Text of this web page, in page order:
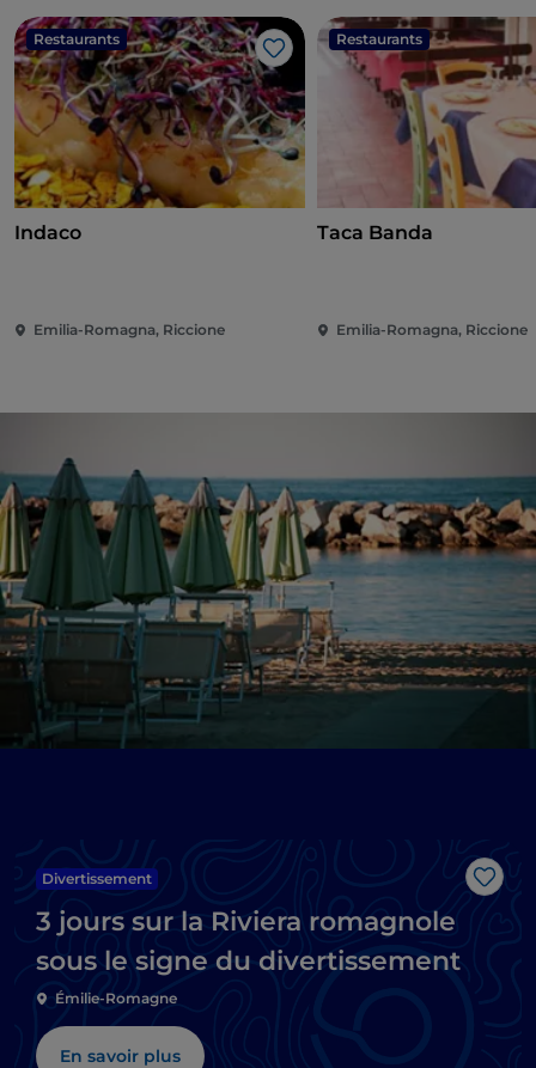
Restaurants
J’aime
Indaco
Emilia-Romagna, Riccione
Restaurants
Taca Banda
Emilia-Romagna, Riccione
Divertissement
3 jours sur la Riviera romagnole
sous le signe du divertissement
Émilie-Romagne
En savoir plus